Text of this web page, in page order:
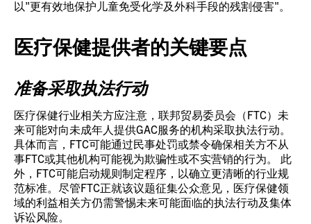
以"更有效地保护儿童免受化学及外科手段的残割侵害"。
医疗保健提供者的关键要点
准备采取执法行动
医疗保健行业相关方应注意，联邦贸易委员会（FTC）未
来可能对向未成年人提供GAC服务的机构采取执法行动。
具体而言，FTC可能通过民事处罚或禁令确保相关方不从
事FTC或其他机构可能视为欺骗性或不实营销的行为。 此
外，FTC可能启动规则制定程序，以确立更清晰的行业规
范标准。尽管FTC正就该议题征集公众意见，医疗保健领
域的利益相关方仍需警惕未来可能面临的执法行动及集体
诉讼风险。